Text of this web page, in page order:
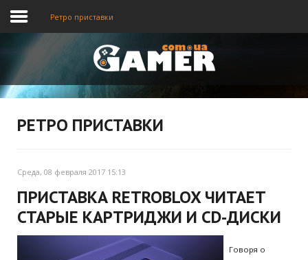
Главная
Ретро приставки
РЕТРО ПРИСТАВКИ
Среда, 08 февраля 2017 15:13
ПРИСТАВКА RETROBLOX ЧИТАЕТ
СТАРЫЕ КАРТРИДЖИ И CD-ДИСКИ
Говоря о